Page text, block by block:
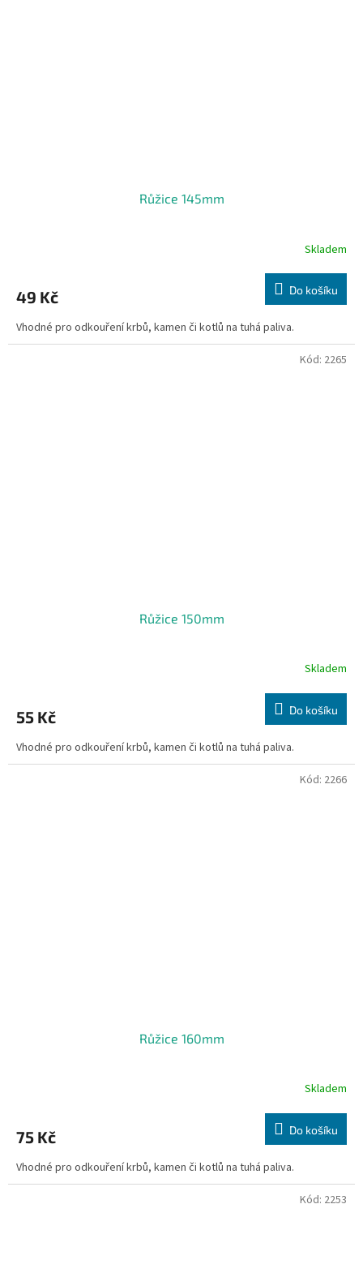
Růžice 145mm
Skladem
49 Kč Do košíku
Vhodné pro odkouření krbů, kamen či kotlů na tuhá paliva.
Růžice 150mm
Skladem
55 Kč Do košíku
Vhodné pro odkouření krbů, kamen či kotlů na tuhá paliva.
Kód: 2265
Růžice 160mm
Skladem
75 Kč Do košíku
Vhodné pro odkouření krbů, kamen či kotlů na tuhá paliva.
Kód: 2266
Kód: 2253